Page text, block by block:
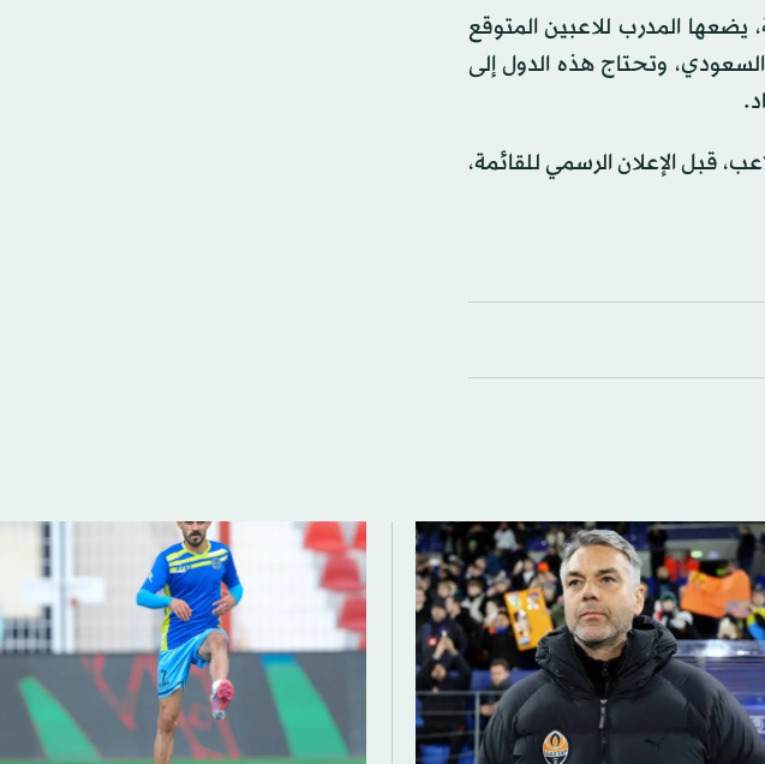
المدرب للاعبين المتوقع
وتحتاج هذه الدول إلى
قبل الإعلان الرسمي للقائمة،